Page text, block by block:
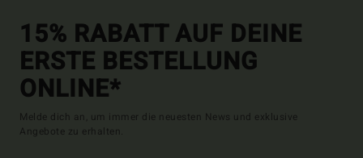
15% RABATT AUF DEINE
ERSTE BESTELLUNG
ONLINE*
Melde dich an, um immer die neuesten News und exklusive
Angebote zu erhalten.